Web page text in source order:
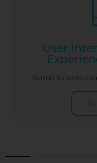
User
Scopri il corso